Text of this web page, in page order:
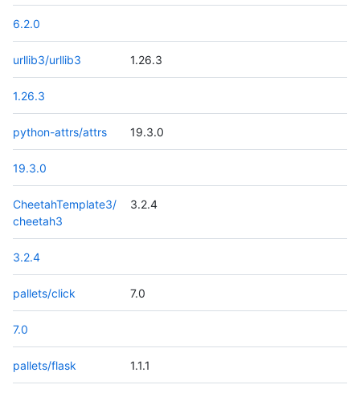
6.2.0
urllib3/urllib3 1.26.3
1.26.3
python-attrs/attrs 19.3.0
19.3.0
CheetahTemplate3/
cheetah3
3.2.4
3.2.4
pallets/click 7.0
7.0
pallets/flask 1.1.1